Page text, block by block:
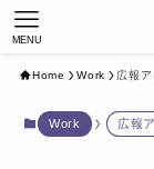
MENU
Home Work 広報
Work 広報